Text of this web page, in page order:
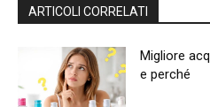
ARTICOLI CORRELATI
Migliore
e perché